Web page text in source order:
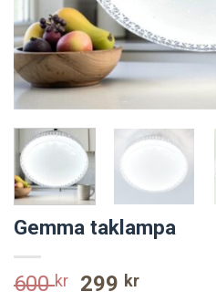
Gemma taklampa
600kr
Original
299 krCurrent